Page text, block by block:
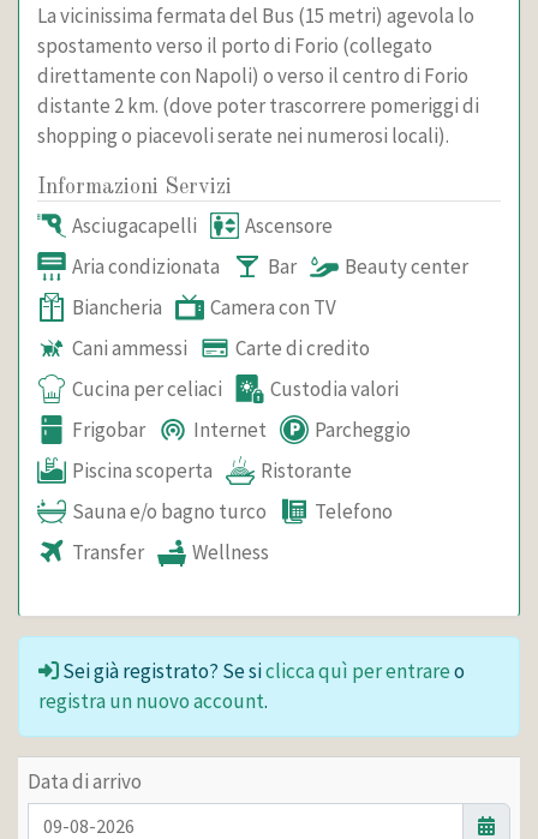
La vicinissima fermata del Bus (15 metri) agevola lo
spostamento verso il porto di Forio (collegato
direttamente con Napoli) o verso il centro di Forio
distante 2 km. (dove poter trascorrere pomeriggi di
shopping o piacevoli serate nei numerosi locali).
Informazioni Servizi
Asciugacapelli
Ascensore
Aria condizionata
Bar
Beauty center
Biancheria
Camera con TV
Cani ammessi
Carte di credito
Cucina per celiaci
Custodia valori
Frigobar
Internet
Parcheggio
Piscina scoperta
Ristorante
Sauna e/o bagno turco
Telefono
Transfer
Wellness
Sei già registrato? Se siclicca quì per entrareo
registra un nuovo account.
Data di arrivo